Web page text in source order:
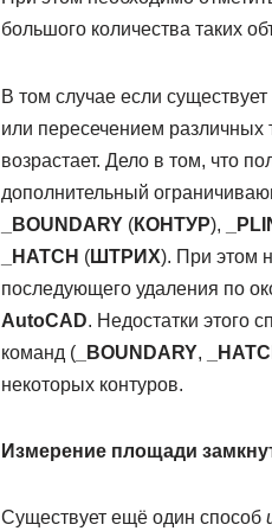
большого количества таких
В том случае если
или пересечением различных
возрастает. Дело в том, что
дополнительный
_BOUNDARY(КОНТУР),
_HATCH (ШТРИХ). При этом
последующего удаления по
AutoCAD. Недостатки этого
команд (_BOUNDARY,
некоторых контуров.
Измерение площади
Существует ещё один способ